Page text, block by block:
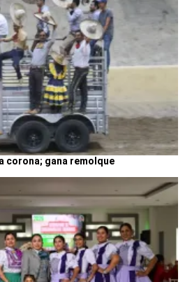
corona; gana remolque